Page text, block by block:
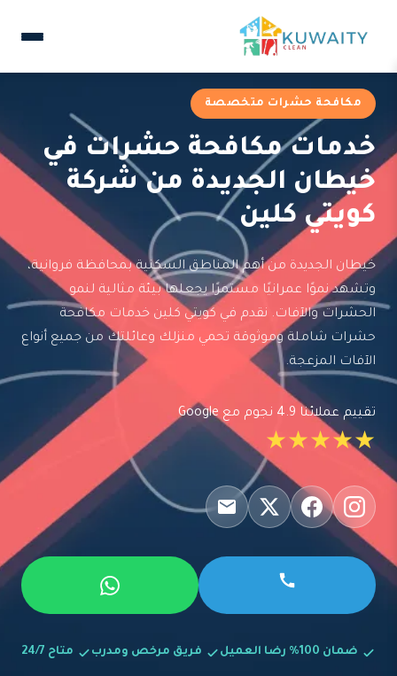
مكافحة حشرات متخصصة
خدمات مكافحة حشرات في
خيطان الجديدة من شركة
كويتي كلين
خيطان الجديدة من أهم المناطق السكنية بمحافظة فروانية،
وتشهد نموًا عمرانيًا مستمرًا يجعلها بيئة مثالية لنمو
الحشرات والآفات. نقدم في كويتي كلين خدمات مكافحة
حشرات شاملة وموثوقة تحمي منزلك وعائلتك من جميع أنواع
الآفات المزعجة.
تقييم عملائنا 4.9 نجوم مع Google
★★★★★
ضمان 100% رضا العميل فريق مرخص ومدرب متاح 24/7